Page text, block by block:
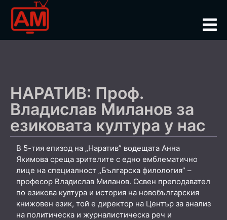
НАРАТИВ: Проф.
Владислав Миланов за
езиковата култура у нас
В 5-тия епизод на „Наратив” водещата Анна
Якимова среща зрителите с едно емблематично
лице на специалност „Българска филология” –
професор Владислав Миланов. Освен преподавател
по езикова култура и история на новобългарския
книжовен език, той е директор на Център за анализ
на политическа и журналистическа реч и